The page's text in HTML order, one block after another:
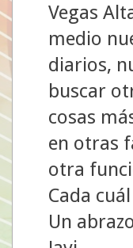
Vegas
medio
diarios,
buscar
cosas
en otras
otra
Cada
Un